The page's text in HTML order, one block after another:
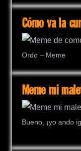
Cómo va la
Ordo – Meme
Meme mi
Bueno, ¡yo ando